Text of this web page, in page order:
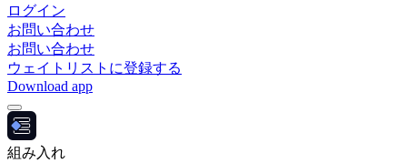
ログイン
お問い合わせ
お問い合わせ
ウェイトリストに登録する
Download app
組み入れ